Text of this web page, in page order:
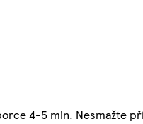
4-5 min.